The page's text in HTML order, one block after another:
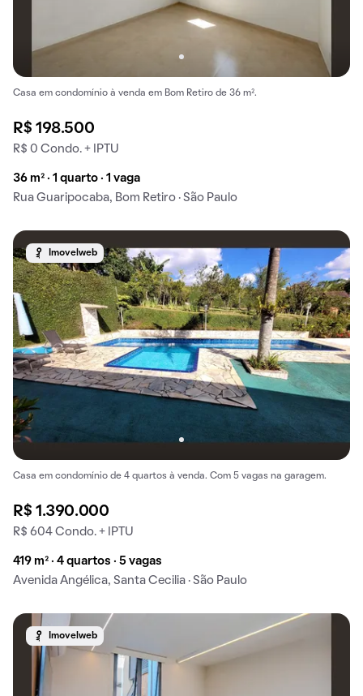
Casa em condomínio à venda em Bom Retiro de 36 m².
R$ 198.500
R$ 0 Condo. + IPTU
36 m² · 1 quarto · 1 vaga
Rua Guaripocaba, Bom Retiro · São Paulo
Imovelweb
Casa em condomínio de 4 quartos à venda. Com 5 vagas na garagem.
R$ 1.390.000
R$ 604 Condo. + IPTU
419 m² · 4 quartos · 5 vagas
Avenida Angélica, Santa Cecilia · São Paulo
Imovelweb